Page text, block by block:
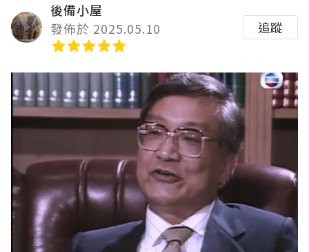
後備小屋
發佈於 2025.05.10
追蹤